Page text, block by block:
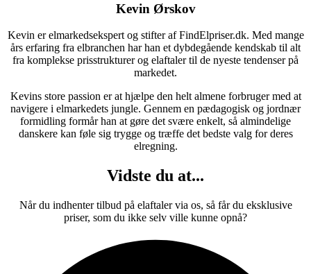
Kevin Ørskov
Kevin er elmarkedsekspert og stifter af FindElpriser.dk. Med mange
års erfaring fra elbranchen har han et dybdegående kendskab til alt
fra komplekse prisstrukturer og elaftaler til de nyeste tendenser på
markedet.
Kevins store passion er at hjælpe den helt almene forbruger med at
navigere i elmarkedets jungle. Gennem en pædagogisk og jordnær
formidling formår han at gøre det svære enkelt, så almindelige
danskere kan føle sig trygge og træffe det bedste valg for deres
elregning.
Vidste du at...
Når du indhenter tilbud på elaftaler via os, så får du eksklusive
priser, som du ikke selv ville kunne opnå?